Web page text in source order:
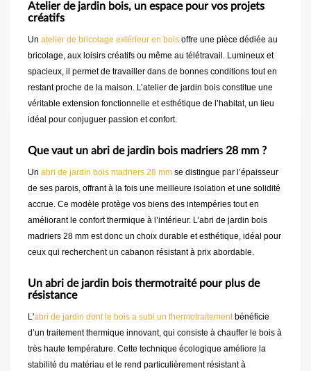
Atelier de jardin bois, un espace pour vos projets
créatifs
Un atelier de bricolage extérieur en bois offre une pièce dédiée au
bricolage, aux loisirs créatifs ou même au télétravail. Lumineux et
spacieux, il permet de travailler dans de bonnes conditions tout en
restant proche de la maison. L’atelier de jardin bois constitue une
véritable extension fonctionnelle et esthétique de l’habitat, un lieu
idéal pour conjuguer passion et confort.
Que vaut un abri de jardin bois madriers 28 mm ?
Un abri de jardin bois madriers 28 mm se distingue par l’épaisseur
de ses parois, offrant à la fois une meilleure isolation et une solidité
accrue. Ce modèle protège vos biens des intempéries tout en
améliorant le confort thermique à l’intérieur. L’abri de jardin bois
madriers 28 mm est donc un choix durable et esthétique, idéal pour
ceux qui recherchent un cabanon résistant à prix abordable.
Un abri de jardin bois thermotraité pour plus de
résistance
L'abri de jardin dont le bois a subi un thermotraitementbénéficie
d’un traitement thermique innovant, qui consiste à chauffer le bois à
très haute température. Cette technique écologique améliore la
stabilité du matériau et le rend particulièrement résistant à